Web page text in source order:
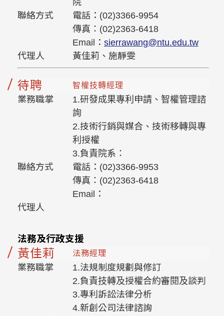
院
聯絡方式
電話：(02)3366-9954
傳真：(02)2363-6418
Email： sierrawang@ntu.edu.tw
代理人
黃佳莉、施靜雯
待聘 智權技轉經理
業務職掌
1.研發成果專利申請、智權管理諮
詢
2.技術行銷與媒合、技術移轉與專
利授權
3.負責院系：
聯絡方式
電話：(02)3366-9953
傳真：(02)2363-6418
Email：
代理人
法務及行政支援
黃佳莉 法務經理
業務職掌
1.法規制度規劃與修訂
2.負責技轉及授權合約審閱及談判
3.專利訴訟法律分析
4.新創公司法律諮詢